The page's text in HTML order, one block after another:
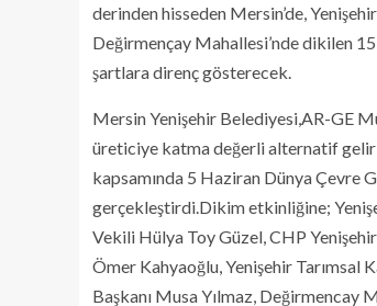
derinden hisseden Mersin’de,
Değirmençay Mahallesi’nde dikilen
şartlara direnç gösterecek.
Mersin Yenişehir Belediyesi,AR-GE
üreticiye katma değerli alternatif gelir
kapsamında 5 Haziran Dünya Çevre
gerçekleştirdi.Dikim etkinliğine;
Vekili Hülya Toy Güzel, CHP
Ömer Kahyaoğlu, Yenişehir Tarımsal
Başkanı Musa Yılmaz, Değirmencay